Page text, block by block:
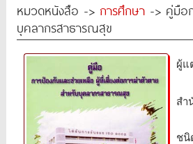
หมวดหนังสือ -> การศึกษา -> คู่มือ
บุคลากรสาธารณสุข
ผู้แ
สำ
ชนิ